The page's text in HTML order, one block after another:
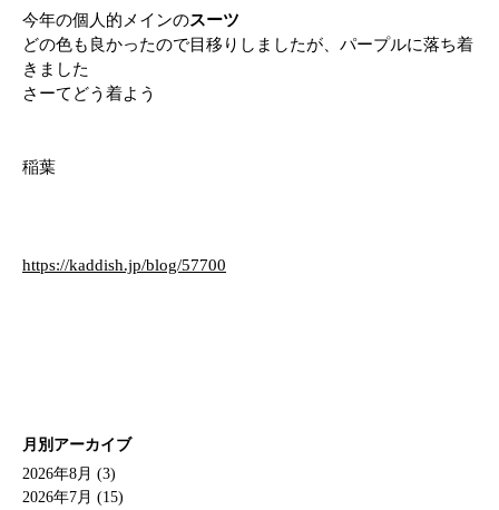
今年の個人的メインのスーツ
どの色も良かったので目移りしましたが、パープルに落ち着
きました
さーてどう着よう
稲葉
https://kaddish.jp/blog/57700
月別アーカイブ
2026年8月 (3)
2026年7月 (15)